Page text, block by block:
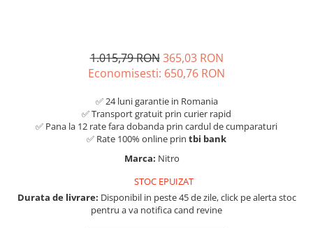
1.015,79 RON 365,03 RON
Economisesti: 650,76 RON
✅ 24 luni garantie in Romania
✅ Transport gratuit prin curier rapid
✅ Pana la 12 rate fara dobanda prin cardul de cumparaturi
✅ Rate 100% online prin tbi bank
Marca: Nitro
STOC EPUIZAT
Durata de livrare: Disponibil in peste 45 de zile, click pe alerta stoc
pentru a va notifica cand revine